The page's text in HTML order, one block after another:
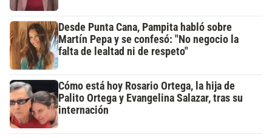
Desde Punta Cana, Pampita habló sobre
Martín Pepa y se confesó: "No negocio la
falta de lealtad ni de respeto"
Cómo está hoy Rosario Ortega, la hija de
Palito Ortega y Evangelina Salazar, tras su
internación